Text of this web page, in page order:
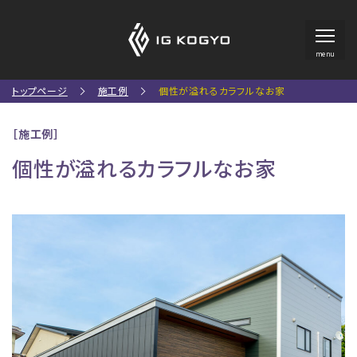
menu
トップページ 施工例 個性が溢れるカラフルなお家
［施工例］
個性が溢れるカラフルなお家